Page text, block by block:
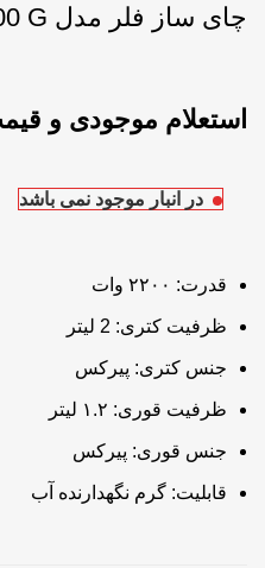
چای ساز فلر مدل FELLER TS 600 G
در انبار موجود نمی باشد
قدرت: ۲۲۰۰ وات
ظرفیت کتری: 2 لیتر
جنس کتری: پیرکس
ظرفیت قوری: ۱.۲ لیتر
جنس قوری: پیرکس
قابلیت: گرم نگهدارنده آب